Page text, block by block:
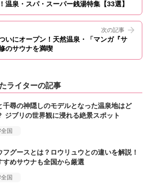
温泉・スパ・スーパー銭湯特集【33選】
次の記事
いにオープン！天然温泉・「マンガ『サ
のサウナを満喫
ライターの記事
千尋の神隠しのモデルとなった温泉地はど
ジブリの世界観に浸れる絶景スポット
全国
フグースとは？ロウリュウとの違いを解説！
すめサウナも全国から厳選
全国